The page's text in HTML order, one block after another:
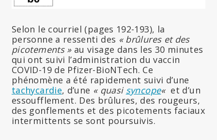
Selon le courriel (pages 192-193), la
personne a ressenti des « brûlures et des
picotements »au visage dans les 30 minutes
qui ont suivi l’administration du vaccin
COVID-19 de Pfizer-BioNTech. Ce
phénomène a été rapidement suivi d’une
tachycardie, d’une « quasi syncope« et d’un
essoufflement. Des brûlures, des rougeurs,
des gonflements et des picotements faciaux
intermittents se sont poursuivis.